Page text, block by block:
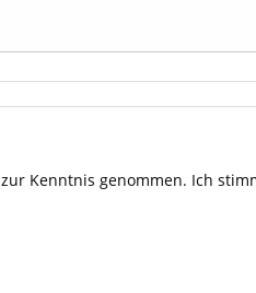
zur Kenntnis genommen. Ich